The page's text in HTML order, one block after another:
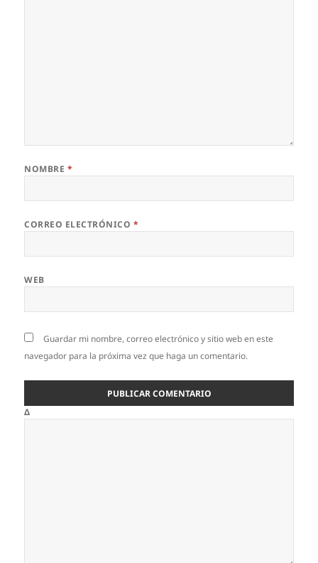
NOMBRE *
CORREO ELECTRÓNICO *
WEB
Guardar mi nombre, correo electrónico y sitio web en este
navegador para la próxima vez que haga un comentario.
Δ